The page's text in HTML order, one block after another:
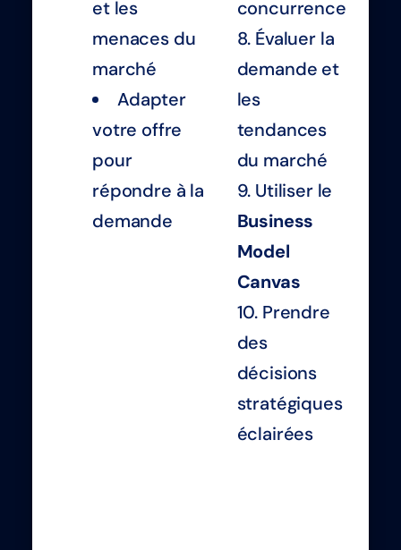
et les
menaces du
marché
Adapter
votre offre
pour
répondre à la
demande
concurrence
Évaluer la
demande et
les
tendances
du marché
Utiliser le
Business
Model
Canvas
Prendre
des
décisions
stratégiques
éclairées